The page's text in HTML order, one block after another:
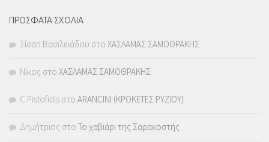
ΠΡΟΣΦΑΤΑ ΣΧΟΛΙΑ
Σίσση Βασιλειάδου στο ΧΑΣΛΑΜΑΣ ΣΑΜΟΘΡΑΚΗΣ
Νίκος στο ΧΑΣΛΑΜΑΣ ΣΑΜΟΘΡΑΚΗΣ
C Pistofidis στο ARANCINI (ΚΡΟΚΕΤΕΣ ΡΥΖΙΟΥ)
Δημήτριος στο Το χαβιάρι της Σαρακοστής